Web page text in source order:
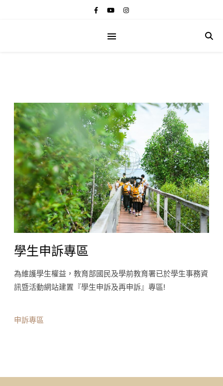
介紹諾瓦小學暨幼兒園暨實驗教育機構相關內容
學生申訴專區
為維護學生權益，教育部國民及學前教育署已於學生事務資
訊暨活動網站建置『學生申訴及再申訴』專區!
申訴專區